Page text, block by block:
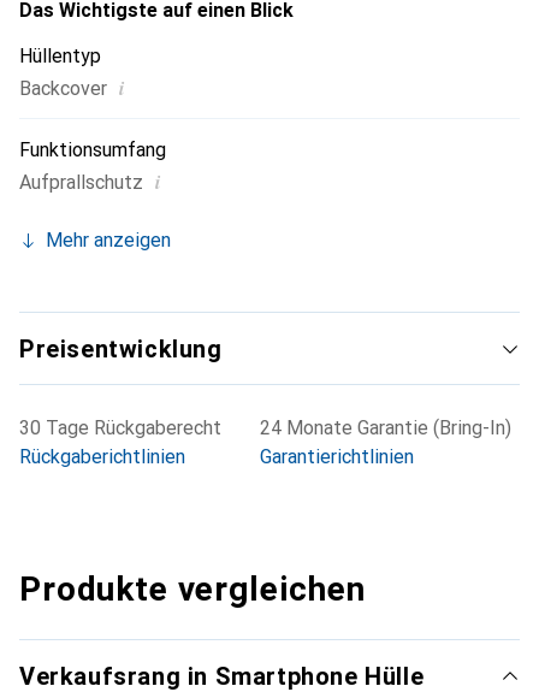
Das Wichtigste auf einen Blick
Hüllentyp
Backcover i
Funktionsumfang
Aufprallschutz i
Mehr anzeigen
Preisentwicklung
30 Tage Rückgaberecht
Rückgaberichtlinien
24 Monate Garantie (Bring-In)
Garantierichtlinien
Produkte vergleichen
Verkaufsrang in Smartphone Hülle